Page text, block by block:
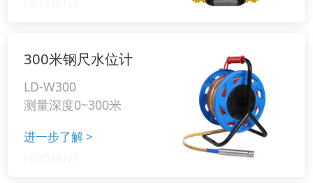
300米钢尺水位计
LD-W300
测量深度0~300米
进一步了解>